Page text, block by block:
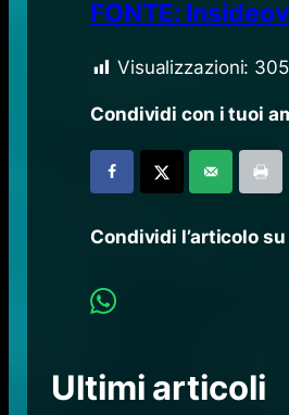
FONTE:
Visualizzazioni: 305
Condividi con i tuoi
Condividi l’articolo
Ultimi articoli